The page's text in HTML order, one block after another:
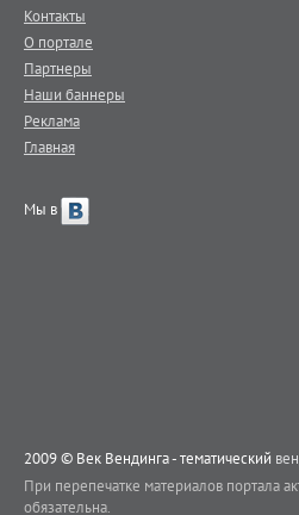
Контакты
О портале
Партнеры
Наши баннеры
Реклама
Главная
Мы в
2009 © Век Вендинга - тематический
При перепечатке материалов портала
обязательна.